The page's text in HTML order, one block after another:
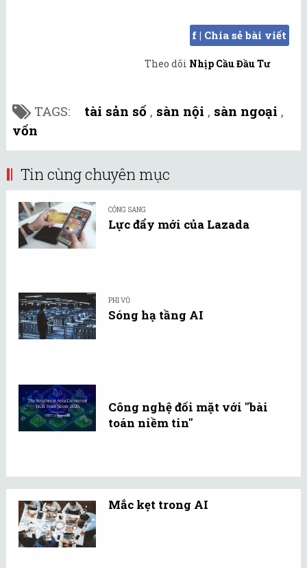
f | Chia sẻ bài viết
Theo dõi Nhịp Cầu Đầu Tư
TAGS: tài sản số , sàn nội , sàn ngoại ,
vốn
Tin cùng chuyên mục
CÔNG SANG
Lực đẩy mới của Lazada
PHI VŨ
Sóng hạ tầng AI
Công nghệ đối mặt với "bài
toán niềm tin"
Mắc kẹt trong AI